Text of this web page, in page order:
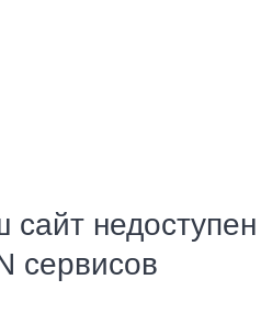
недоступен
сервисов